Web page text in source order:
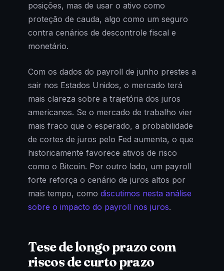
posições, mas de usar o ativo como
proteção de cauda, algo como um seguro
contra cenários de descontrole fiscal e
monetário.
Com os dados do payroll de junho prestes a
sair nos Estados Unidos, o mercado terá
mais clareza sobre a trajetória dos juros
americanos. Se o mercado de trabalho vier
mais fraco que o esperado, a probabilidade
de cortes de juros pelo Fed aumenta, o que
historicamente favorece ativos de risco
como o Bitcoin. Por outro lado, um payroll
forte reforça o cenário de juros altos por
mais tempo, como discutimos nesta análise
sobre o impacto do payroll nos juros.
Tese de longo prazo com
riscos de curto prazo